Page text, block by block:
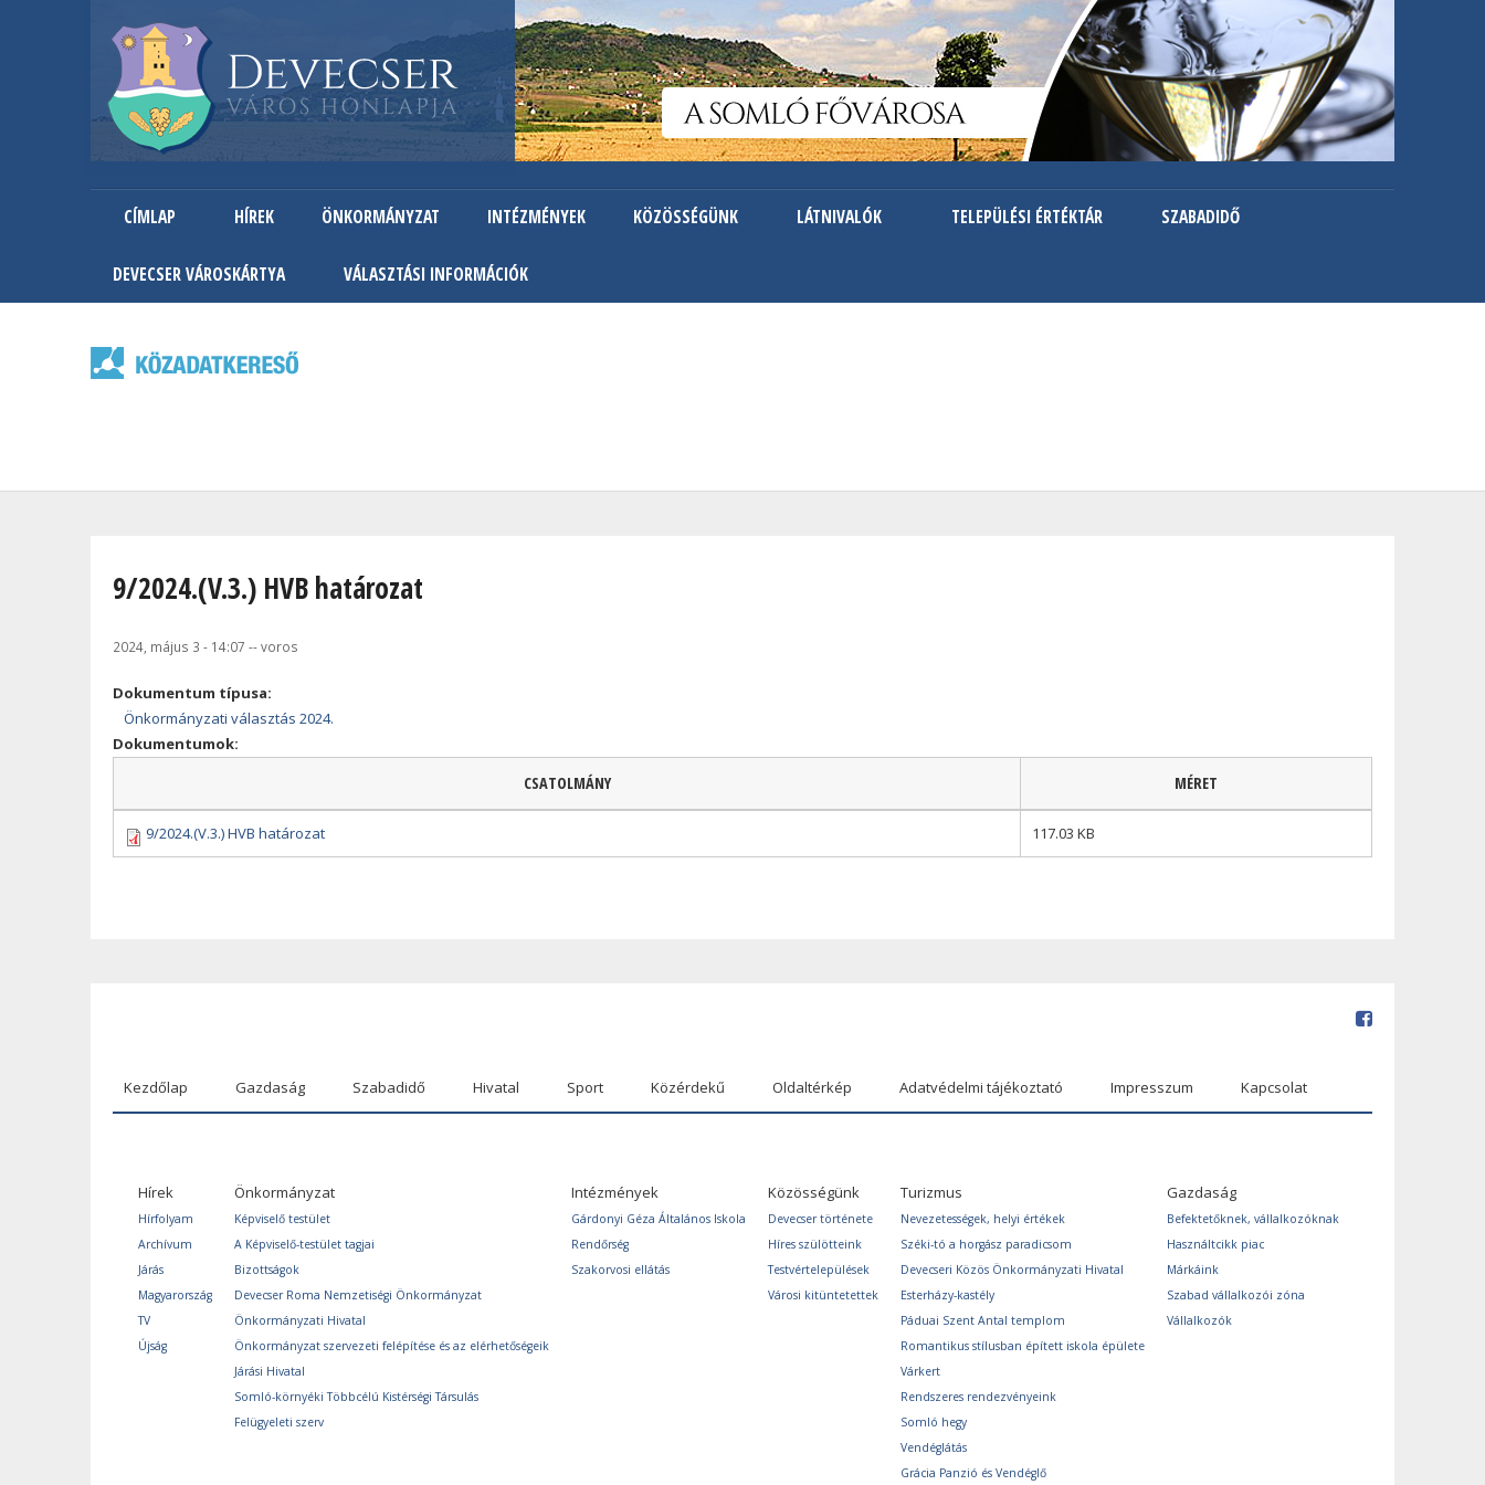
Ugrás
a
tartalomra
CÍMLAP HÍREK ÖNKORMÁNYZAT INTÉZMÉNYEK KÖZÖSSÉGÜNK LÁTNIVALÓK TELEPÜLÉSI ÉRTÉKTÁR SZABADIDŐ
DEVECSER VÁROSKÁRTYA VÁLASZTÁSI INFORMÁCIÓK
9/2024.(V.3.) HVB határozat
2024, május 3 - 14:07 --voros
Dokumentum típusa:
Önkormányzati választás 2024.
Dokumentumok:
CSATOLMÁNY MÉRET
9/2024.(V.3.) HVB határozat 117.03 KB
Kezdőlap Gazdaság Szabadidő Hivatal Sport Közérdekű Oldaltérkép Adatvédelmi tájékoztató Impresszum Kapcsolat
Hírek
Hírfolyam
Archívum
Járás
Magyarország
TV
Újság
Önkormányzat
Képviselő testület
A Képviselő-testület tagjai
Bizottságok
Devecser Roma Nemzetiségi Önkormányzat
Önkormányzati Hivatal
Önkormányzat szervezeti felépítése és az elérhetőségeik
Járási Hivatal
Somló-környéki Többcélú Kistérségi Társulás
Felügyeleti szerv
Intézmények
Gárdonyi Géza Általános Iskola
Rendőrség
Szakorvosi ellátás
Közösségünk
Devecser története
Híres szülötteink
Testvértelepülések
Városi kitüntetettek
Turizmus
Nevezetességek, helyi értékek
Széki-tó a horgász paradicsom
Devecseri Közös Önkormányzati Hivatal
Esterházy-kastély
Páduai Szent Antal templom
Romantikus stílusban épített iskola épülete
Várkert
Rendszeres rendezvényeink
Somló hegy
Vendéglátás
Grácia Panzió és Vendéglő
Gazdaság
Befektetőknek, vállalkozóknak
Használtcikk piac
Márkáink
Szabad vállalkozói zóna
Vállalkozók